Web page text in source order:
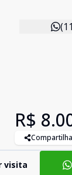
R$
visita